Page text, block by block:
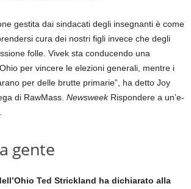
gestita dai sindacati degli insegnanti è come
cura dei nostri figli invece che degli
folle. Vivek sta conducendo una
per vincere le elezioni generali, mentre i
per delle brutte primarie”, ha detto Joy
di RawMass. NewsweekRispondere a un’e-
gente
Ted Strickland ha dichiarato alla